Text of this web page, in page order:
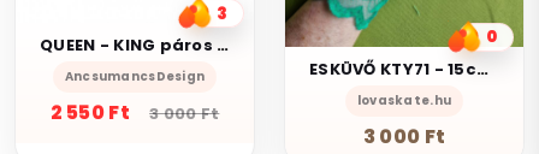
3
QUEEN - KING páros kabala makramé karkötő szett fekete
AncsumancsDesign
2 550 Ft 3 000 Ft
0
ESKÜVŐ KTY71 - 15cm-es egy ujjas fűzöld színű csipke kesztyű
lovaskate.hu
3 000 Ft